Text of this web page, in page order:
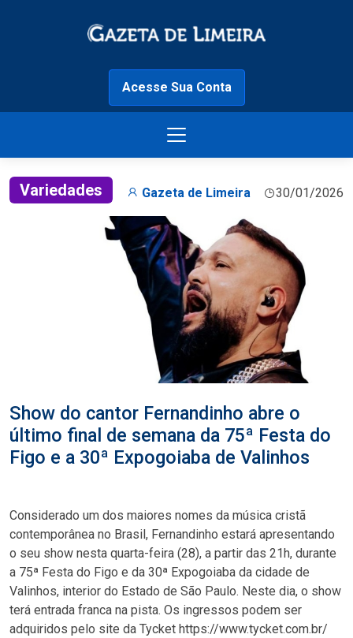
Acesse Sua Conta
Variedades Gazeta de Limeira 30/01/2026
Show do cantor Fernandinho abre o
último final de semana da 75ª Festa do
Figo e a 30ª Expogoiaba de Valinhos
Considerado um dos maiores nomes da música cristã
contemporânea no Brasil, Fernandinho estará apresentando
o seu show nesta quarta-feira (28), a partir das 21h, durante
a 75ª Festa do Figo e da 30ª Expogoiaba da cidade de
Valinhos, interior do Estado de São Paulo. Neste dia, o show
terá entrada franca na pista. Os ingressos podem ser
adquiridos pelo site da Tycket https://www.tycket.com.br/